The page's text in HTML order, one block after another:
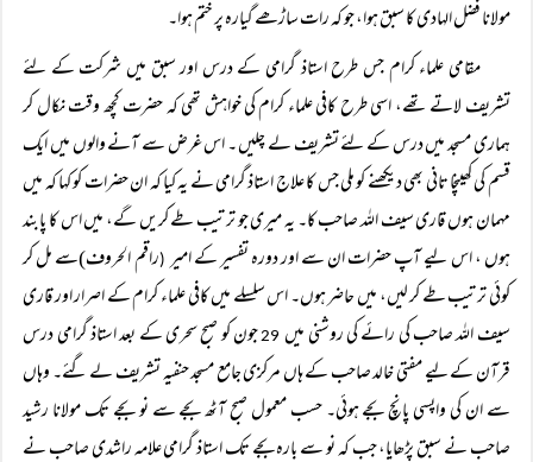
مولانا فضل الہادی کا سبق ہوا، جو کہ رات ساڑھے گیارہ پر ختم ہوا۔
مقامی علماء کرام جس طرح استاذ گرامی کے درس اور سبق میں شرکت کے لئے
تشریف لاتے تھے، اسی طرح کافی علماء کرام کی خواہش تھی کہ حضرت کچھ وقت نکال کر
ہماری مسجد میں درس کے لئے تشریف لے چلیں ۔ اس غرض سے آنے والوں میں ایک
قسم کی کھینچا تانی بھی دیکھنے کو ملی جس کا علاج استاذ گرامی نے یہ کیا کہ ان حضرات کو کہا کہ میں
مہمان ہوں قاری سیف اللہ صاحب کا۔ یہ میری جو ترتیب طے کریں گے، میں اس کا پابند
ہوں ، اس لیے آپ حضرات ان سے اور دورہ تفسیر کے امیر (راقم الحروف)سے مل کر
کوئی ترتیب طے کر لیں، میں حاضر ہوں۔ اس سلسلے میں کافی علماء کرام کے اصرار اور قاری
سیف اللہ صاحب کی رائے کی روشنی میں
جون کو صبح سحری کے بعد استاذ گرامی درس
قرآن کے لیے مفتی خالد صاحب کے ہاں مرکزی جامع مسجد حنفیہ تشریف لے گئے۔ وہاں
سے ان کی واپسی پانچ بجے ہوئی۔ حسب معمول صبح آٹھ بجے سے نو بجے تک مولانا رشید
صاحب نے سبق پڑھایا، جب کہ نو سے بارہ بجے تک استاذ گرامی علامہ راشدی صاحب نے